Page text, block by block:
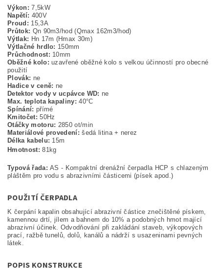
Výkon: 7,5kW
Napětí: 400V
Proud: 15,3A
Průtok: Qn 90m3/hod (Qmax 162m3/hod)
Výtlak: Hn 17m (Hmax 30m)
Výtlačné hrdlo: 150mm
Průchodnost: 10mm
Oběžné kolo: uzavřené oběžné kolo s velkou účinností pro obecné
použití
Plovák: ne
Hadice v ceně: ne
Detektor vody v ucpávce WD: ne
Max. teplota kapaliny:40°C
Spínání: přímé
Kmitočet:50Hz
Otáčky motoru: 2850 ot/min
Materiálové provedení:šedá litina + nerez
Délka kabelu: 15m
Hmotnost: 81kg
Typová řada:AS - Kompaktní drenážní čerpadla HCP s chlazeným
pláštěm pro vodu s abrazivními částicemi (písek apod.)
POUŽITÍ ČERPADLA
K čerpání kapalin obsahující abrazivní částice znečištěné pískem,
kamennou drtí, jílem a bahnem do 10% a podobných hmot mající
abrazivní účinek. Odvodňování při zakládání staveb, výkopových
prací, ražbě tunelů, dolů, kanálů a nádrží s usazeninami pevných
látek.
POPIS KONSTRUKCE